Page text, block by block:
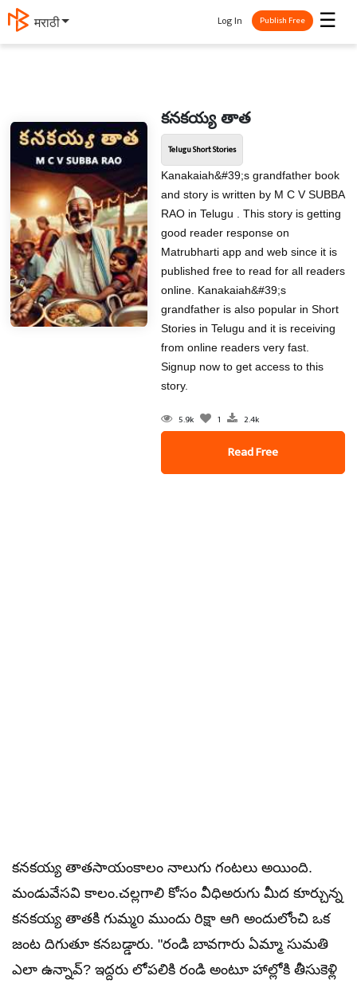
मराठी ☰
Log In Publish Free
కనకయ్య తాత
Telugu Short Stories
Kanakaiah&#39;s grandfather book
and story is written by M C V SUBBA
RAO in Telugu . This story is getting
good reader response on
Matrubharti app and web since it is
published free to read for all readers
online. Kanakaiah&#39;s
grandfather is also popular in Short
Stories in Telugu and it is receiving
from online readers very fast.
Signup now to get access to this
story.
5.9k 1 2.4k
Read Free
కనకయ్య తాతసాయంకాలం నాలుగు గంటలు అయింది.
మండువేసవి కాలం.చల్లగాలి కోసం వీధిఅరుగు మీద కూర్చున్న
కనకయ్య తాతకి గుమ్మo ముందు రిక్షా ఆగి అందులోంచి ఒక
జంట దిగుతూ కనబడ్డారు. "రండి బావగారు ఏమ్మా సుమతి
ఎలా ఉన్నావ్? ఇద్దరు లోపలికి రండి అంటూ హాల్లోకి తీసుకెళ్లి